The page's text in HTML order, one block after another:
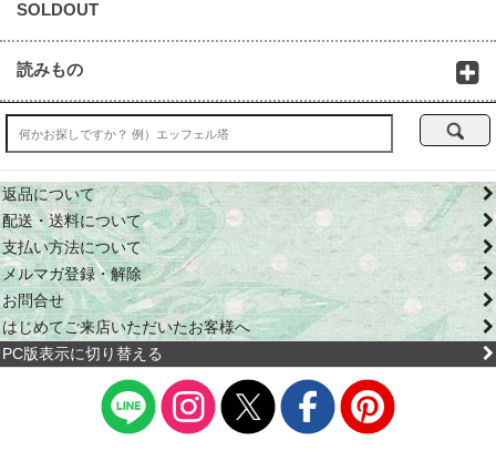
SOLDOUT
読みもの
返品について
配送・送料について
支払い方法について
メルマガ登録・解除
お問合せ
はじめてご来店いただいたお客様へ
PC版表示に切り替える